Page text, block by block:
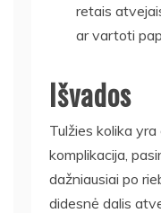
retais
ar vartoti
Išvados
Tulžies kolika
komplikacija,
dažniausiai po
didesnė dalis